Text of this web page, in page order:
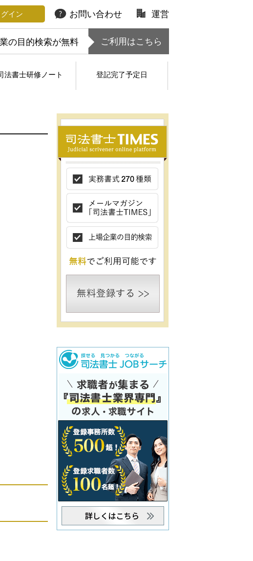
グイン お問い合わせ 運営
の目的検索が無料 ご利用はこちら
法書士研修ノート 登記完了予定日